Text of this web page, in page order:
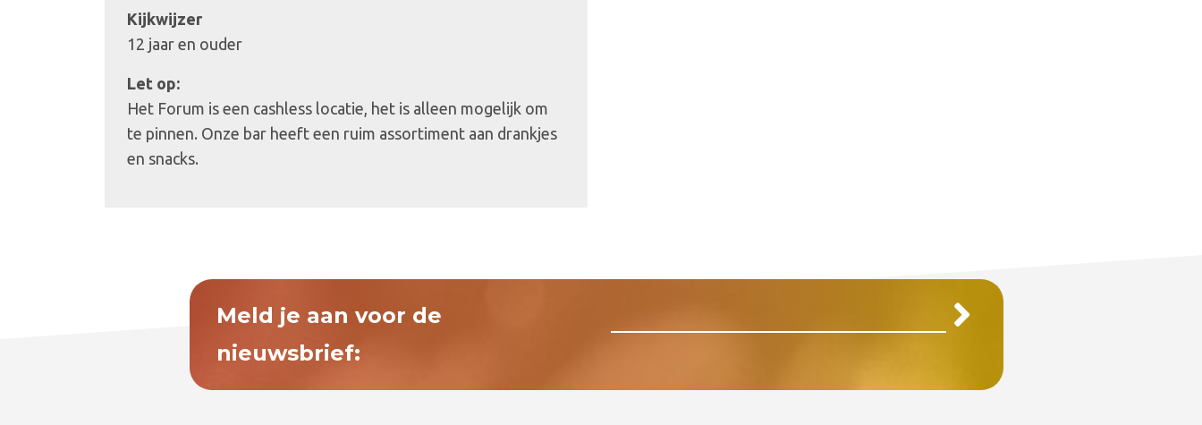
Kijkwijzer
12 jaar en ouder
Let op:
Het Forum is een cashless locatie, het is alleen mogelijk om
te pinnen. Onze bar heeft een ruim assortiment aan drankjes
en snacks.
Meld je aan voor de
nieuwsbrief: